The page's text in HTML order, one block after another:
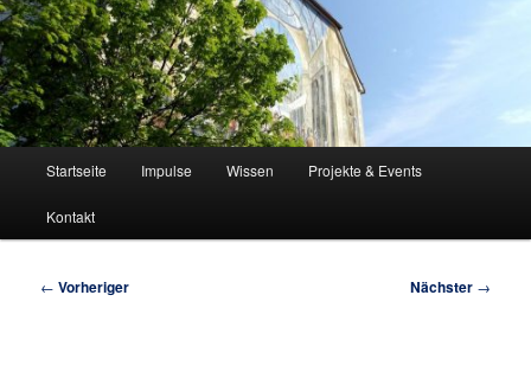
Startseite Impulse Wissen Projekte & Events
Kontakt
Beitragsnavigation
← Vorheriger Nächster →